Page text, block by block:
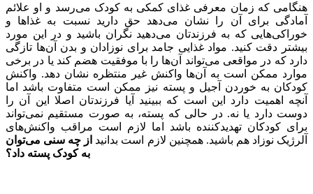
هنگامی که زمان معرفی غذای کمکی به کودک می‌رسد و او علائم
آمادگی برای آن را نشان می‌دهد حق دارید نسبت به غذاها و
خوراکی‌هایی که به فرزندتان می‌دهید نگران باشید و در این مورد
بیشتر دقت کنید. مواد غذایی جامد برای نوزادان و بدن آن‌ها تازگی
دارد که در مواقعی می‌تواند آن‌ها را با موفقیت هضم کند یا در برخی
موارد ممکن است به آن‌ها واکنش غیر منتظره نشان دهد. واکنش
کودکان به خوردن آجیل و پسته نیز ممکن است متفاوت باشد اما
آنچه اهمیت دارد این است که ببینید آیا فرزندتان اصلا این آن را
دوست دارد یا نه. در حالی که پسته، به صورت مستقیم نمی‌تواند
برای کودکان تهدیدکننده باشد اما لازم است مراقب واکنش‌های
آلرژیک نوزاد هم باشید. همچنین لازم است بدانید از چه سنی می‌توان
به کودک پسته داد؟